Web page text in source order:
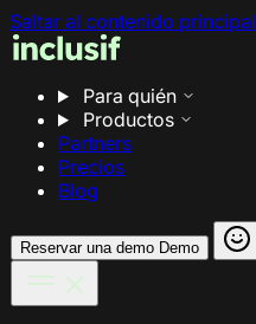
Saltar al contenido principal
Para quién
Productos
Partners
Precios
Blog
Reservar una demo Demo